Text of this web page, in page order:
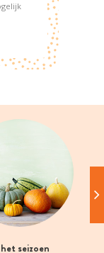
seizoen